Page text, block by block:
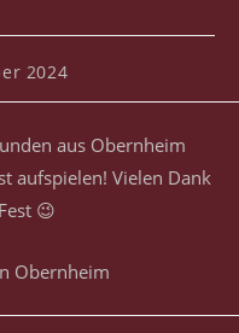
2024
aus Obernheim
aufspielen! Vielen Dank
😉